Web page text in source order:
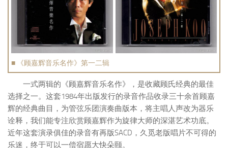
■ 《顾嘉辉音乐名作》第一二辑
一式两辑的《顾嘉辉音乐名作》，是收藏顾氏经典的最佳
选择之一。这套1984年出版发行的录音作品收录三十余首顾嘉
辉的经典曲目，为管弦乐团演奏曲版本，将主唱人声改为器乐
诠释，我们能专注欣赏顾嘉辉作为旋律大师的深湛艺术功底。
近年这套演录俱佳的录音有再版SACD，久觅老版唱片不可得的
乐迷，终于可以一偿宿愿大快朵颐。